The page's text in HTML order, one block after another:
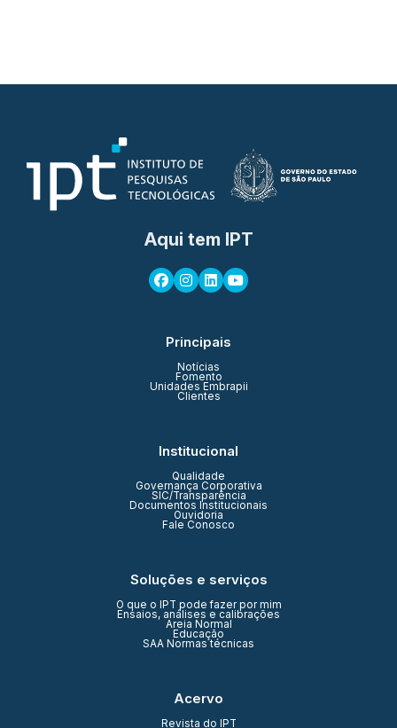
Aqui tem IPT
Principais
Notícias
Fomento
Unidades Embrapii
Clientes
Institucional
Qualidade
Governança Corporativa
SIC/Transparência
Documentos Institucionais
Ouvidoria
Fale Conosco
Soluções e serviços
O que o IPT pode fazer por mim
Ensaios, análises e calibrações
Areia Normal
Educação
SAA Normas técnicas
Acervo
Revista do IPT